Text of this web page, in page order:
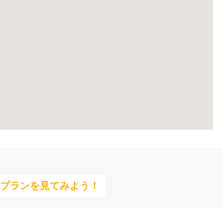
ランを見てみよう！